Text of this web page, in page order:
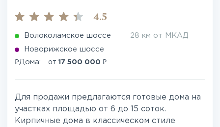
4.5
Волоколамское шоссе 28 км от МКАД
Новорижское шоссе
₽Дома: от 17 500 000 ₽
Для продажи предлагаются готовые дома на
участках площадью от 6 до 15 соток.
Кирпичные дома в классическом стиле